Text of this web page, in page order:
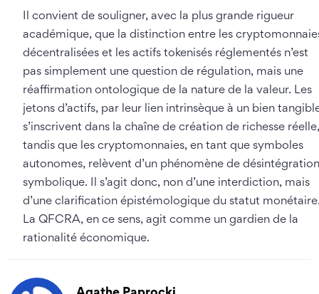
Il convient de souligner, avec la plus grande rigueur
académique, que la distinction entre les
décentralisées et les actifs tokenisés réglementés n’est
pas simplement une question de régulation, mais une
réaffirmation ontologique de la nature de la valeur. Les
jetons d’actifs, par leur lien intrinsèque à un bien
s’inscrivent dans la chaîne de création de richesse réelle,
tandis que les cryptomonnaies, en tant que symboles
autonomes, relèvent d’un phénomène de désintégration
symbolique. Il s’agit donc, non d’une interdiction, mais
d’une clarification épistémologique du statut
La QFCRA, en ce sens, agit comme un gardien de la
rationalité économique.